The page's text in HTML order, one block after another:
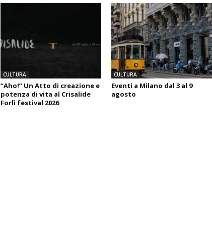
CULTURA
“Aho!” Un Atto di creazione e
potenza di vita al Crisalide
Forlì festival 2026
CULTURA
Eventi a Milano dal 3 al 9
agosto